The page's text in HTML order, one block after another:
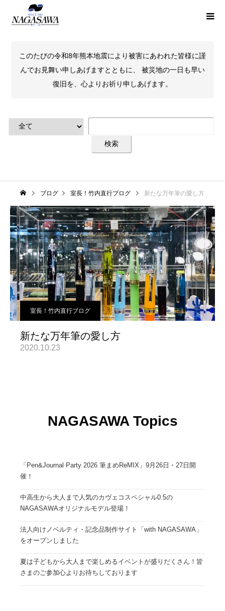
このたびの令和8年熊本地震により被害にあわれた皆様に謹
んでお見舞い申しあげますとともに、 被災地の一日も早い
復旧を、心よりお祈り申しあげます。
ブログ 室長！竹内直行ブログ 新たな万年筆の愛し方
室長！竹内直行ブログ
新たな万年筆の愛し方
2020.10.23
NAGASAWA Topics
「Pen&Journal Party 2026 筆まめReMIX」9月26日・27日開
催！
中高生から大人まで人気のカヴェコスペシャル0.5の
NAGASAWAオリジナルモデル登場！
法人向けノベルティ・記念品制作サイト「with NAGASAWA」
をオープンしました
夏は子どもから大人まで楽しめるイベントが盛りだくさん！皆
さまのご参加心よりお待ちしております